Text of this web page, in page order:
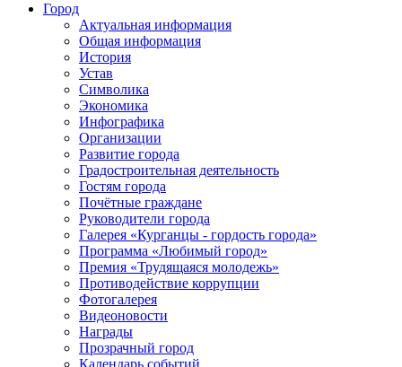
Город
Актуальная информация
Общая информация
История
Устав
Символика
Экономика
Инфографика
Организации
Развитие города
Градостроительная деятельность
Гостям города
Почётные граждане
Руководители города
Галерея «Курганцы - гордость города»
Программа «Любимый город»
Премия «Трудящаяся молодежь»
Противодействие коррупции
Фотогалерея
Видеоновости
Награды
Прозрачный город
Календарь событий